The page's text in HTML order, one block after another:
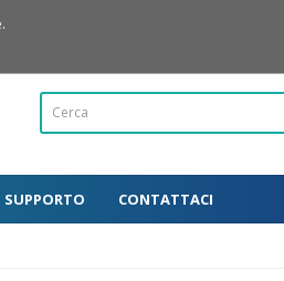
SUPPORTO CONTATTACI